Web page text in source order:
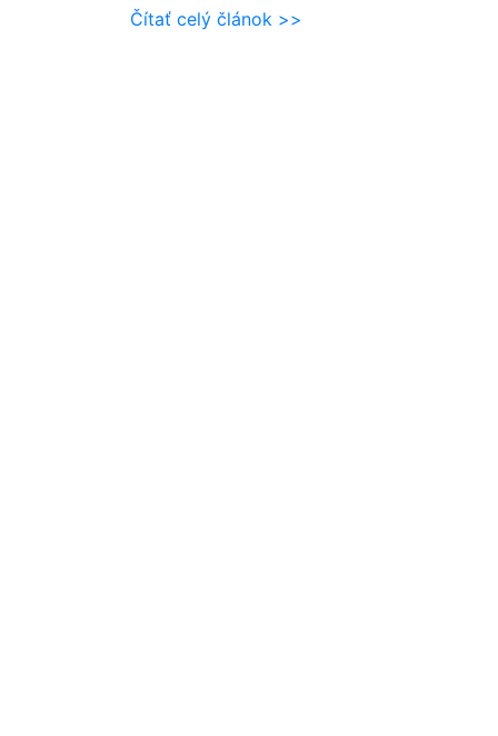
Čítať celý článok >>